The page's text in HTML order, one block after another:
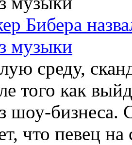
Бибера
музыки
среду,
того как
шоу-бизнеса.
что певец